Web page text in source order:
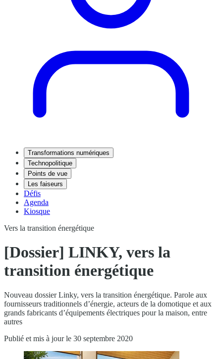
Transformations numériques
Technopolitique
Points de vue
Les faiseurs
Défis
Agenda
Kiosque
Vers la transition énergétique
[Dossier] LINKY, vers la
transition énergétique
Nouveau dossier Linky, vers la transition énergétique. Parole aux
fournisseurs traditionnels d’énergie, acteurs de la domotique et aux
grands fabricants d’équipements électriques pour la maison, entre
autres
Publié et mis à jour le 30 septembre 2020